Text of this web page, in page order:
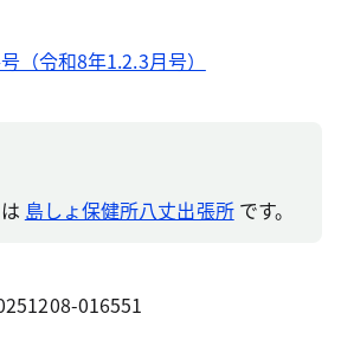
（令和8年1.2.3月号）
島しょ保健所八丈出張所です。
016551